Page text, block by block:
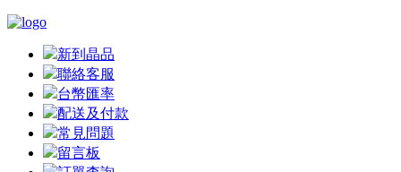
新到晶品
聯絡客服
台幣匯率
配送及付款
常見問題
留言板